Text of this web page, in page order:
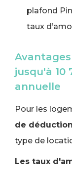
plafond
taux
Avantages
jusqu'à 10
annuelle
Pour les
de
type de
Les taux